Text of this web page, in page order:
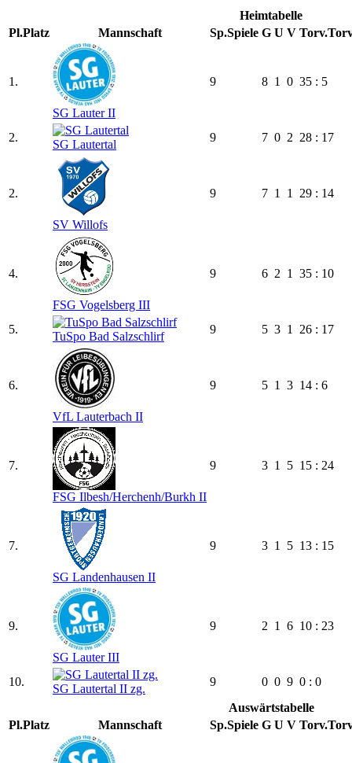
Heimtabelle
Pl.Platz Mannschaft Sp.Spiele G U V Torv.
1.
SG Lauter II
9 8 1 0 35 : 5
2.
SG Lautertal
9 7 0 2 28 : 17
2.
SV Willofs
9 7 1 1 29 : 14
4.
FSG Vogelsberg III
9 6 2 1 35 : 10
5.
TuSpo Bad Salzschlirf
9 5 3 1 26 : 17
6.
VfL Lauterbach II
9 5 1 3 14 : 6
7.
FSG Ilbesh/​Herchenh/​Burkh II
9 3 1 5 15 : 24
7.
SG Landenhausen II
9 3 1 5 13 : 15
9.
SG Lauter III
9 2 1 6 10 : 23
10.
SG Lautertal II zg.
9 0 0 9 0 : 0
Auswärtstabelle
Pl.Platz Mannschaft Sp.Spiele G U V Torv.